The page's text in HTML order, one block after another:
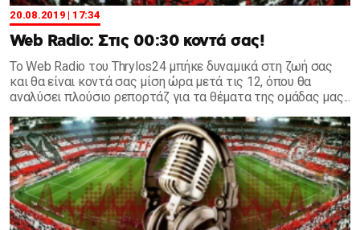
20.08.2019 | 17:34
Web Radio: Στις 00:30 κοντά σας!
Το Web Radio του Thrylos24 μπήκε δυναμικά στη ζωή σας
και θα είναι κοντά σας μίση ώρα μετά τις 12, όπου θα
αναλύσει πλούσιο ρεπορτάζ για τα θέματα της ομάδας μας...